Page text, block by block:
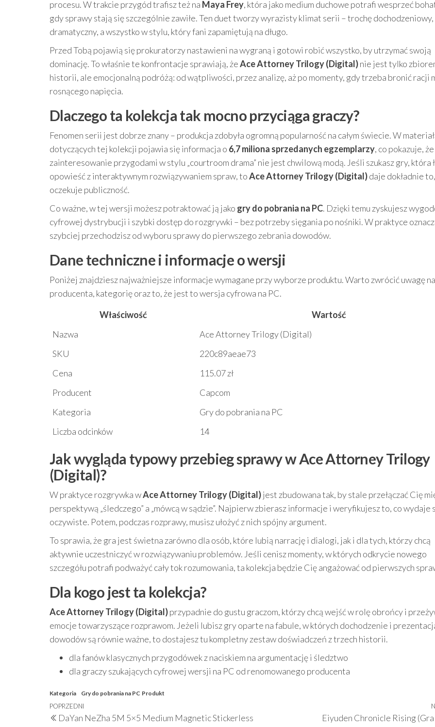
procesu. W trakcie przygód trafisz też na Maya Frey, która jako medium duchowe potrafi wesprzeć
gdy sprawy stają się szczególnie zawiłe. Ten duet tworzy wyrazisty klimat serii – trochę
dramatyczny, a wszystko w stylu, który fani zapamiętują na długo.
Przed Tobą pojawią się prokuratorzy nastawieni na wygraną i gotowi robić wszystko, by utrzymać swoją
dominację. To właśnie te konfrontacje sprawiają, żeAce Attorney Trilogy (Digital)nie jest tylko
historii, ale emocjonalną podróżą: od wątpliwości, przez analizę, aż po momenty, gdy trzeba bronić racji
rosnącego napięcia.
Dlaczego ta kolekcja tak mocno przyciąga graczy?
Fenomen serii jest dobrze znany – produkcja zdobyła ogromną popularność na całym świecie. W
dotyczących tej kolekcji pojawia się informacja o 6,7 miliona sprzedanych egzemplarzy, co pokazuje, że
zainteresowanie przygodami w stylu „courtroom drama” nie jest chwilową modą. Jeśli szukasz gry, która
opowieść z interaktywnym rozwiązywaniem spraw, toAce Attorney Trilogy (Digital)daje dokładnie
oczekuje publiczność.
Co ważne, w tej wersji możesz potraktować ją jako gry do pobrania na PC. Dzięki temu zyskujesz
cyfrowej dystrybucji i szybki dostęp do rozgrywki – bez potrzeby sięgania po nośniki. W praktyce
szybciej przechodzisz od wyboru sprawy do pierwszego zebrania dowodów.
Dane techniczne i informacje o wersji
Poniżej znajdziesz najważniejsze informacje wymagane przy wyborze produktu. Warto zwrócić uwagę na
producenta, kategorię oraz to, że jest to wersja cyfrowa na PC.
Właściwość
Wartość
Nazwa
Ace Attorney Trilogy (Digital)
SKU
220c89aeae73
Cena
115.07 zł
Producent
Capcom
Kategoria
Gry do pobrania na PC
Liczba odcinków
14
Jak wygląda typowy przebieg sprawy w Ace Attorney Trilogy
(Digital)?
W praktyce rozgrywka wAce Attorney Trilogy (Digital)jest zbudowana tak, by stale przełączać Cię
perspektywą „śledczego” a „mówcą w sądzie”. Najpierw zbierasz informacje i weryfikujesz to, co wydaje
oczywiste. Potem, podczas rozprawy, musisz ułożyć z nich spójny argument.
To sprawia, że gra jest świetna zarówno dla osób, które lubią narrację i dialogi, jak i dla tych, którzy chcą
aktywnie uczestniczyć w rozwiązywaniu problemów. Jeśli cenisz momenty, w których odkrycie nowego
szczegółu potrafi podważyć cały tok rozumowania, ta kolekcja będzie Cię angażować od pierwszych
Dla kogo jest ta kolekcja?
Ace Attorney Trilogy (Digital)przypadnie do gustu graczom, którzy chcą wejść w rolę obrońcy i
emocje towarzyszące rozprawom. Jeżeli lubisz gry oparte na fabule, w których dochodzenie i
dowodów są równie ważne, to dostajesz tu kompletny zestaw doświadczeń z trzech historii.
dla fanów klasycznych przygodówek z naciskiem na argumentację i śledztwo
dla graczy szukających cyfrowej wersji na PC od renomowanego producenta
Kategoria Gry do pobrania na PC Produkt
Nawigacja
Poprzedni
wpis
POPRZEDNI
DaYan NeZha 5M 5×5 Medium Magnetic Stickerless
Eiyuden Chronicle Rising (Gra